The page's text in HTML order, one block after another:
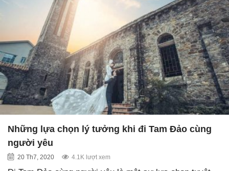
Những lựa chọn lý tưởng khi đi Tam Đảo cùng
người yêu
20 Th7, 2020 4.1K lượt xem